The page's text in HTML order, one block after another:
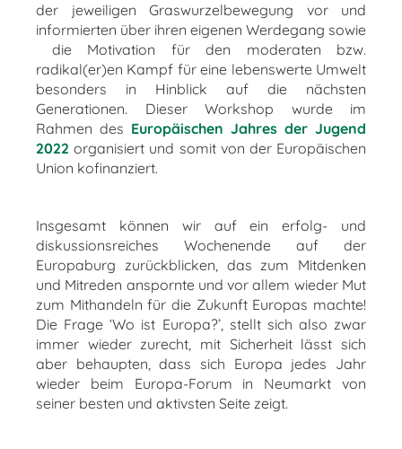
der jeweiligen Graswurzelbewegung vor und
informierten über ihren eigenen Werdegang sowie
die Motivation für den moderaten bzw.
radikal(er)en Kampf für eine lebenswerte Umwelt
besonders in Hinblick auf die nächsten
Generationen. Dieser Workshop wurde im
Rahmen des Europäischen Jahres der Jugend
2022 organisiert und somit von der Europäischen
Union kofinanziert.
Insgesamt können wir auf ein erfolg- und
diskussionsreiches Wochenende auf der
Europaburg zurückblicken, das zum Mitdenken
und Mitreden anspornte und vor allem wieder Mut
zum Mithandeln für die Zukunft Europas machte!
Die Frage ‘Wo ist Europa?’, stellt sich also zwar
immer wieder zurecht, mit Sicherheit lässt sich
aber behaupten, dass sich Europa jedes Jahr
wieder beim Europa-Forum in Neumarkt von
seiner besten und aktivsten Seite zeigt.